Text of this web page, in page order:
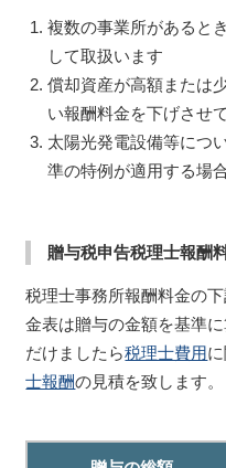
複数の事業所があると
して取扱います
償却資産が高額または
い報酬料金を下げさせ
太陽光発電設備等につ
準の特例が適用する場
贈与税申告税理士報酬
税理士事務所報酬料金の
金表は贈与の金額を基準
だけましたら税理士費用
士報酬の見積を致します。